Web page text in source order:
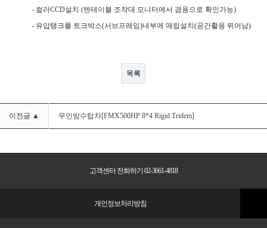
- 컬러CCD설치 (텐테이블 조작대 모니터에서 겸용으로 확인가능)
- 유압탱크를 토크박스(서브프레임)내부에 매립설치(공간활용 뛰어남)
목록
이전글 ▲ 무인방수탑차[FMX500HP 8*4 Rigid Tridem]
고객센터 전화하기 02-3661-4818
개인정보처리방침